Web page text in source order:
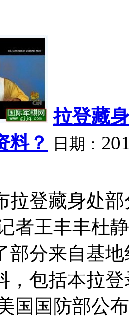
拉登藏
料？
日期：
拉登藏身处
者王丰丰杜
部分来自基
，包括本拉
国国防部公